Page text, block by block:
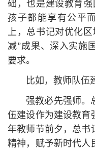
础，也是建设教育
孩子都能享有公平
上，总书记对优化
减”成果、深入实施
要求。
比如，教师队伍
强教必先强师。
伍建设作为建设教育
年教师节前夕，总书
精神，赋予新时代人